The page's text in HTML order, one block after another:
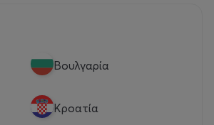
Βουλγαρία
Κροατία